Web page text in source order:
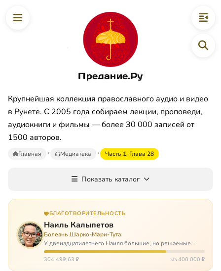
Предание.Ру
Крупнейшая коллекция православного аудио и видео
в Рунете. С 2005 года собираем лекции, проповеди,
аудиокниги и фильмы — более 30 000 записей от
1500 авторов.
Главная Медиатека Часть 1. Глава 28
Показать каталог
БЛАГОТВОРИТЕЛЬНОСТЬ
Наиль Калыпетов
Болезнь Шарко-Мари-Тута
У двенадцатилетнего Наиля большие, но решаемые
проблемы. Он болен редкой болезнью, которая ставит
перед ним множество непростых задача, угрожая в
304 499,63 ₽ из 400 000 ₽